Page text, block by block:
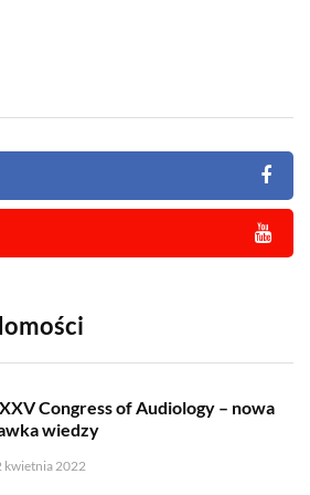
Congress of Audiology – nowa
wiedzy
kwietnia 2022